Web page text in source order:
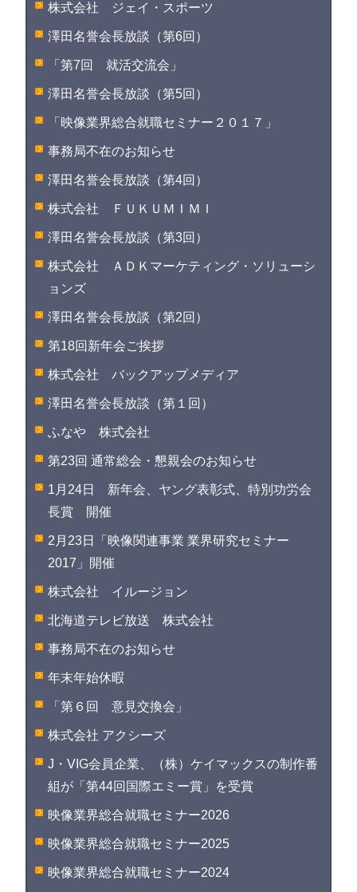
株式会社 ジェイ・スポーツ
澤田名誉会長放談（第6回）
「第7回 就活交流会」
澤田名誉会長放談（第5回）
「映像業界総合就職セミナー２０１７」
事務局不在のお知らせ
澤田名誉会長放談（第4回）
株式会社 ＦＵＫＵＭＩＭＩ
澤田名誉会長放談（第3回）
株式会社 ＡＤＫマーケティング・ソリューシ
ョンズ
澤田名誉会長放談（第2回）
第18回新年会ご挨拶
株式会社 バックアップメディア
澤田名誉会長放談（第１回）
ふなや 株式会社
第23回 通常総会・懇親会のお知らせ
1月24日 新年会、ヤング表彰式、特別功労会
長賞 開催
2月23日「映像関連事業 業界研究セミナー
2017」開催
株式会社 イルージョン
北海道テレビ放送 株式会社
事務局不在のお知らせ
年末年始休暇
「第６回 意見交換会」
株式会社 アクシーズ
J・VIG会員企業、（株）ケイマックスの制作番
組が「第44回国際エミー賞」を受賞
映像業界総合就職セミナー2026
映像業界総合就職セミナー2025
映像業界総合就職セミナー2024